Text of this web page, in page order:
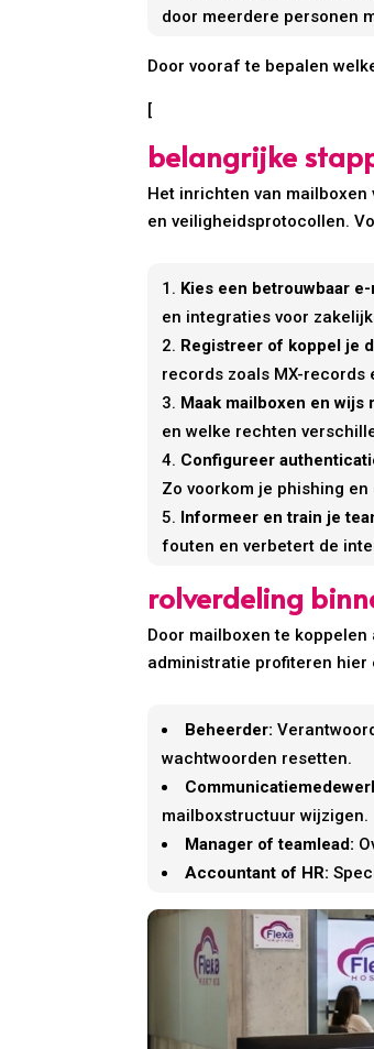
door meerdere personen
Door vooraf te bepalen
[
belangrijke
Het inrichten van
en veiligheidsprotocollen.
Kies een betrouwbaar
en integraties voor
Registreer of koppel je
records zoals MX-records
Maak mailboxen en wijs
en welke rechten
Configureer
Zo voorkom je phishing en
Informeer en train je
fouten en verbetert de
rolverdeling
Door mailboxen te
administratie profiteren hier
Beheerder:
wachtwoorden resetten.
mailboxstructuur wijzigen.
Manager of teamlead:
Accountant of HR: